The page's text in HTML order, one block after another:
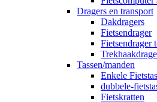
Dragers en transport
Dakdragers
Fietsendrager
Fietsendrager
Tassen/manden
Enkele
dubbele-
Fietskratten